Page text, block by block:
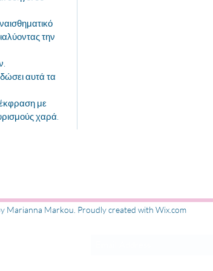
την
αυτά τα
με
χαρά.
Εγγραφή στις
Marianna Markou. Proudly created with Wix.com